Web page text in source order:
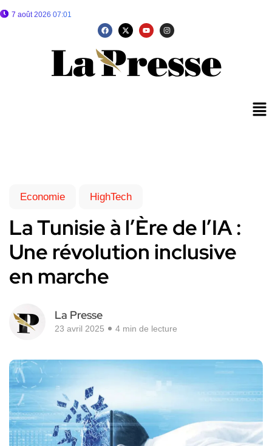
7 août 2026 07:01
Economie HighTech
La Tunisie à l’Ère de l’IA :
Une révolution inclusive
en marche
La Presse
23 avril 2025 4 min de lecture